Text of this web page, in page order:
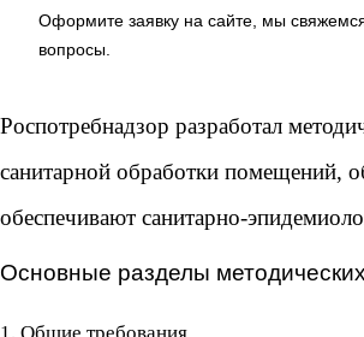
Оформите заявку на сайте, мы
вопросы.
Роспотребнадзор разработал
санитарной обработки помещений,
обеспечивают санитарно-
Основные разделы